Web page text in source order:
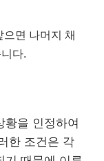
면 나머지 채
다.
황을 인정하여
한 조건은 각